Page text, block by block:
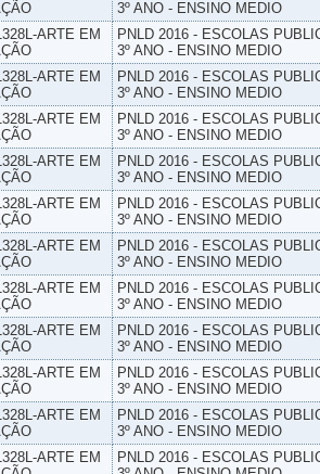
3º ANO - ENSINO MEDIO
ARTE EM
PNLD 2016 - ESCOLAS
3º ANO - ENSINO MEDIO
ARTE EM
PNLD 2016 - ESCOLAS
3º ANO - ENSINO MEDIO
ARTE EM
PNLD 2016 - ESCOLAS
3º ANO - ENSINO MEDIO
ARTE EM
PNLD 2016 - ESCOLAS
3º ANO - ENSINO MEDIO
ARTE EM
PNLD 2016 - ESCOLAS
3º ANO - ENSINO MEDIO
ARTE EM
PNLD 2016 - ESCOLAS
3º ANO - ENSINO MEDIO
ARTE EM
PNLD 2016 - ESCOLAS
3º ANO - ENSINO MEDIO
ARTE EM
PNLD 2016 - ESCOLAS
3º ANO - ENSINO MEDIO
ARTE EM
PNLD 2016 - ESCOLAS
3º ANO - ENSINO MEDIO
ARTE EM
PNLD 2016 - ESCOLAS
3º ANO - ENSINO MEDIO
ARTE EM
PNLD 2016 - ESCOLAS